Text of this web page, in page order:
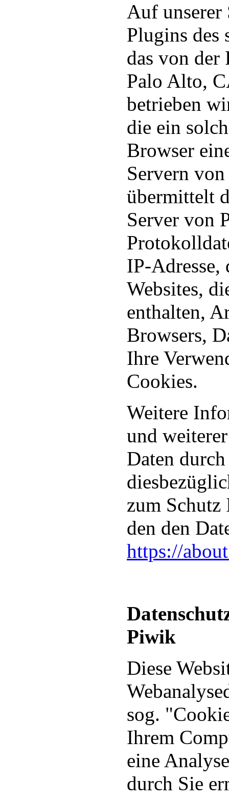
Auf unserer
Plugins des
das von der
Palo Alto,
betrieben
die ein
Browser
Servern
übermittelt
Server von
IP-Adresse,
Websites,
enthalten,
Browsers,
Ihre
Cookies.
Weitere
und
Daten
zum Schutz
den den
https://
Piwik
Diese
sog.
Ihrem
eine
durch Sie